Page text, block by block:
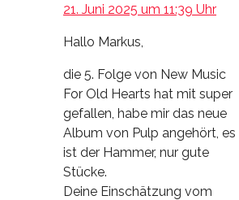
21. Juni 2025 um 11:39 Uhr
Hallo Markus,
die 5. Folge von New Music
For Old Hearts hat mit super
gefallen, habe mir das neue
Album von Pulp angehört, es
ist der Hammer, nur gute
Stücke.
Deine Einschätzung vom